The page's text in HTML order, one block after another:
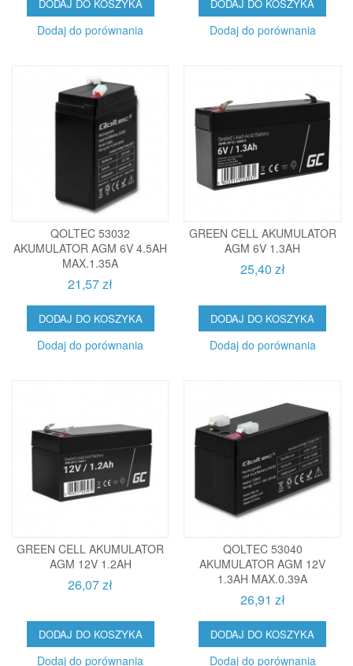
DODAJ DO KOSZYKA
Dodaj do porównania
DODAJ DO KOSZYKA
Dodaj do porównania
QOLTEC 53032
AKUMULATOR AGM 6V 4.5AH
MAX.1.35A
21,57 zł
DODAJ DO KOSZYKA
Dodaj do porównania
GREEN CELL AKUMULATOR
AGM 6V 1.3AH
25,40 zł
DODAJ DO KOSZYKA
Dodaj do porównania
GREEN CELL AKUMULATOR
AGM 12V 1.2AH
26,07 zł
DODAJ DO KOSZYKA
Dodaj do porównania
QOLTEC 53040
AKUMULATOR AGM 12V
1.3AH MAX.0.39A
26,91 zł
DODAJ DO KOSZYKA
Dodaj do porównania